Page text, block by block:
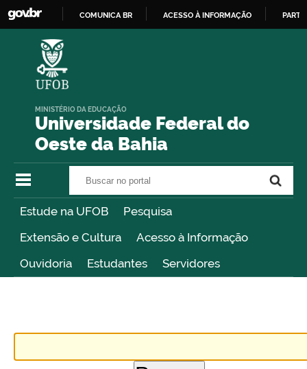
COMUNICA BR ACESSO À INFORMAÇÃO
Universidade Federal do
Oeste da Bahia
MINISTÉRIO DA EDUCAÇÃO
Estude na UFOB
Pesquisa
Extensão e Cultura
Acesso à Informação
Ouvidoria
Estudantes Servidores